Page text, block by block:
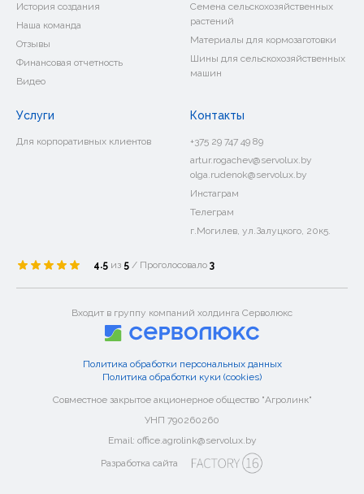
История создания
Наша команда
Отзывы
Финансовая отчетность
Видео
Семена сельскохозяйственных
растений
Материалы для кормозаготовки
Шины для сельскохозяйственных
машин
Услуги
Для корпоративных клиентов
Контакты
+375 29 747 49 89
artur.rogachev@servolux.by
olga.rudenok@servolux.by
Инстаграм
Телеграм
г.Могилев, ул.Залуцкого, 20к5.
4.5 из 5 / Проголосовало 3
Входит в группу компаний холдинга Серволюкс
Политика обработки персональных данных
Политика обработки куки (cookies)
Совместное закрытое акционерное общество "Агролинк"
УНП 790260260
Email: office.agrolink@servolux.by
Разработка сайта